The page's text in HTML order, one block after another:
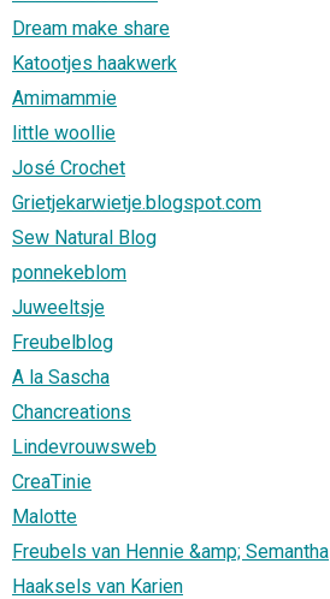
Dream make share
Katootjes haakwerk
Amimammie
little woollie
José Crochet
Grietjekarwietje.blogspot.com
Sew Natural Blog
ponnekeblom
Juweeltsje
Freubelblog
A la Sascha
Chancreations
Lindevrouwsweb
CreaTinie
Malotte
Freubels van Hennie &amp; Semantha
Haaksels van Karien